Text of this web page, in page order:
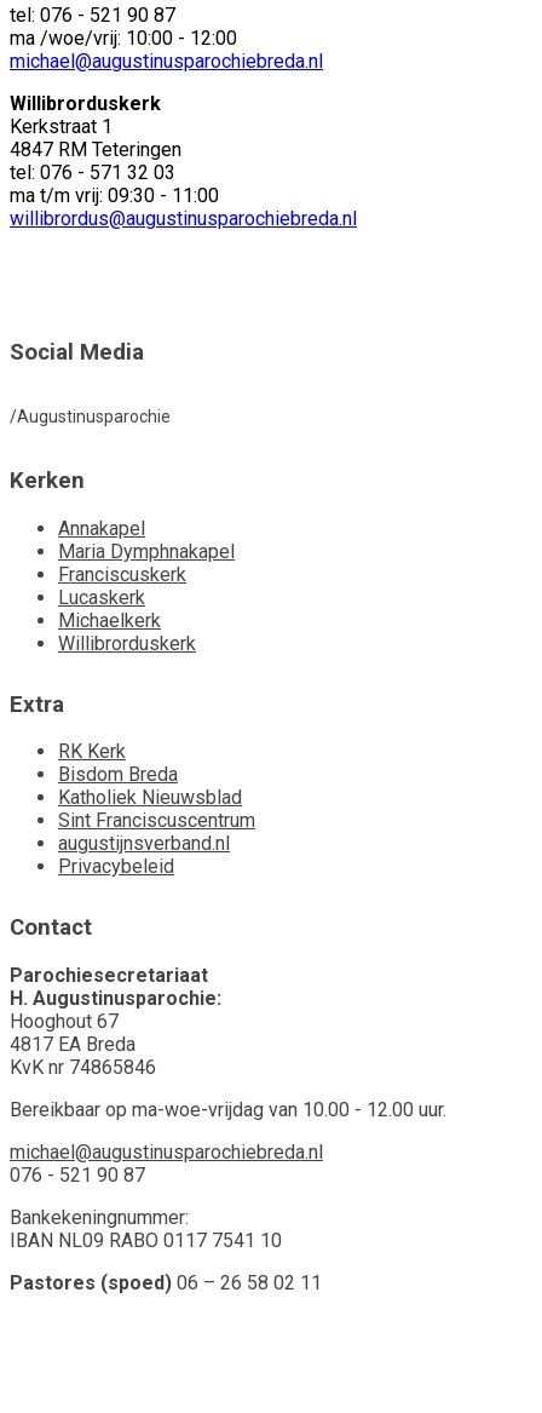
tel: 076 - 521 90 87
ma /woe/vrij: 10:00 - 12:00
michael@augustinusparochiebreda.nl
Willibrorduskerk
Kerkstraat 1
4847 RM Teteringen
tel: 076 - 571 32 03
ma t/m vrij: 09:30 - 11:00
willibrordus@augustinusparochiebreda.nl
Social Media
/Augustinusparochie
Kerken
Annakapel
Maria Dymphnakapel
Franciscuskerk
Lucaskerk
Michaelkerk
Willibrorduskerk
Extra
RK Kerk
Bisdom Breda
Katholiek Nieuwsblad
Sint Franciscuscentrum
augustijnsverband.nl
Privacybeleid
Contact
Parochiesecretariaat
H. Augustinusparochie:
Hooghout 67
4817 EA Breda
KvK nr 74865846
Bereikbaar op ma-woe-vrijdag van 10.00 - 12.00 uur.
michael@augustinusparochiebreda.nl
076 - 521 90 87
Bankekeningnummer:
IBAN NL09 RABO 0117 7541 10
Pastores (spoed) 06 – 26 58 02 11